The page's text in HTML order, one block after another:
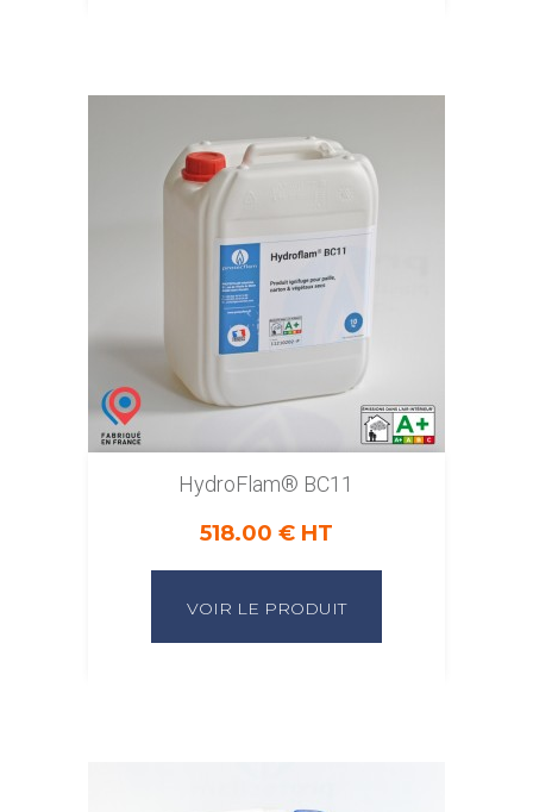
HydroFlam® BC11
518.00 € HT
VOIR LE PRODUIT